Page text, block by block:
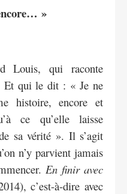
»
Louis, qui raconte
Et qui le dit : « Je ne
histoire, encore et
ce qu’elle laisse
sa vérité ». Il s’agit
n’y parvient jamais
En finir avec
c’est-à-dire avec